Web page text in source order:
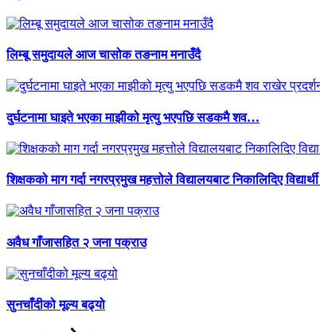
लिम्बू समुदायले आज चासोक तङनाम मनाउँदै
दुर्घटनामा घाइते भएका माझीको मृत्यु भएपछि सडकमै शव…
शिक्षकको माग गर्दा नगरप्रमुख महत्तोले विद्यालयबाट निकालिदिए विद्यार्थी
अवैध गाँजासहित २ जना पक्राउ
सुनचाँदीको मूल्य बढ्यो